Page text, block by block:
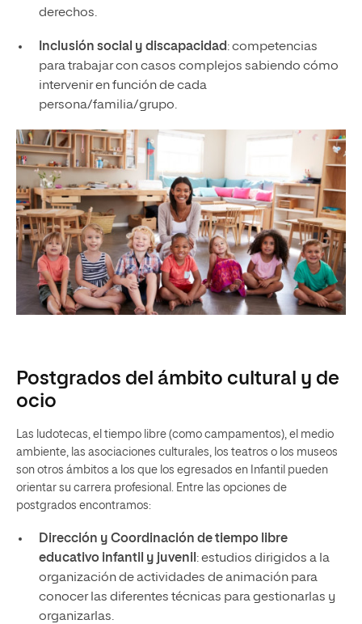
derechos.
Inclusión social y discapacidad: competencias
para trabajar con casos complejos sabiendo cómo
intervenir en función de cada
persona/familia/grupo.
Postgrados del ámbito cultural y de
ocio
Las ludotecas, el tiempo libre (como campamentos), el medio
ambiente, las asociaciones culturales, los teatros o los museos
son otros ámbitos a los que los egresados en Infantil pueden
orientar su carrera profesional. Entre las opciones de
postgrados encontramos:
Dirección y Coordinación de tiempo libre
educativo infantil y juvenil : estudios dirigidos a la
organización de actividades de animación para
conocer las diferentes técnicas para gestionarlas y
organizarlas.